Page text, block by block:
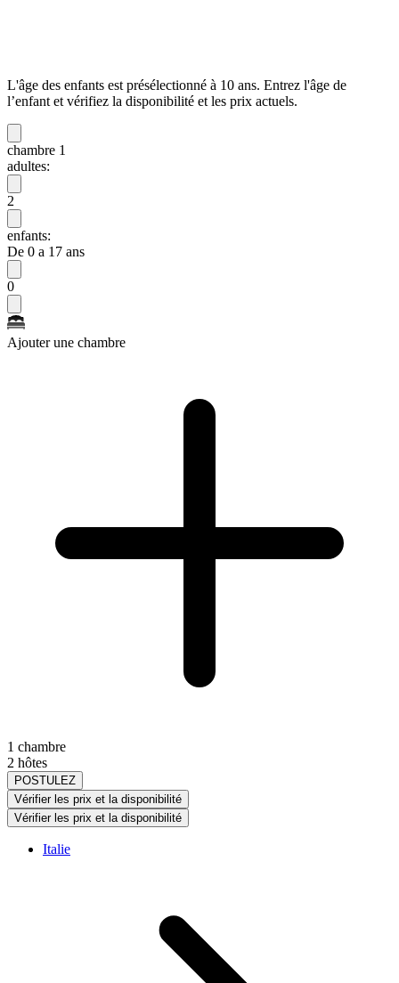
L'âge des enfants est présélectionné à 10 ans. Entrez l'âge de
l’enfant et vérifiez la disponibilité et les prix actuels.
chambre 1
adultes:
2
enfants:
De 0 a 17 ans
0
Ajouter une chambre
1 chambre
2 hôtes
POSTULEZ
Vérifier les prix et la disponibilité
Vérifier les prix et la disponibilité
Italie